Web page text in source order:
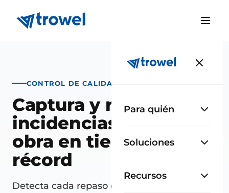
Para quién
Soluciones
Recursos
CONTROL DE CALIDAD
Captura y resuelve
incidencias a pie de
obra en tiempo
récord
Detecta cada repaso desde la app móvil,